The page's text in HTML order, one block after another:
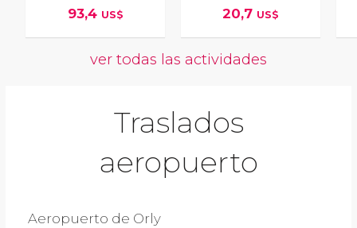
93,4 US$ 20,7 US$
ver todas las actividades
Traslados
aeropuerto
Aeropuerto de Orly